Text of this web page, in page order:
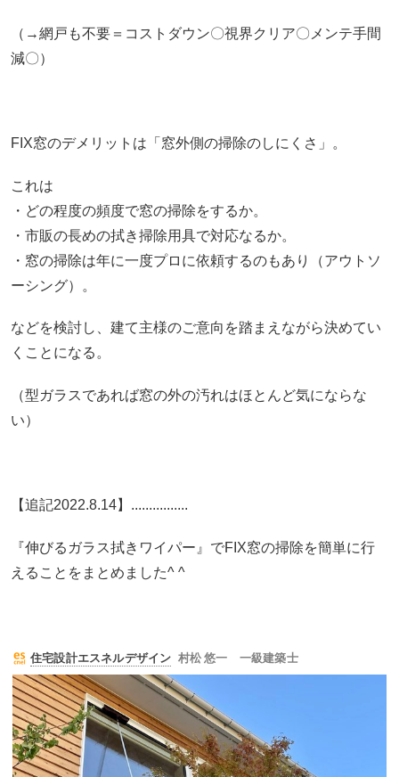
（→網戸も不要＝コストダウン〇視界クリア〇メンテ手間
減〇）
FIX窓のデメリットは「窓外側の掃除のしにくさ」。
これは
・どの程度の頻度で窓の掃除をするか。
・市販の長めの拭き掃除用具で対応なるか。
・窓の掃除は年に一度プロに依頼するのもあり（アウトソ
ーシング）。
などを検討し、建て主様のご意向を踏まえながら決めてい
くことになる。
（型ガラスであれば窓の外の汚れはほとんど気にならな
い）
【追記2022.8.14】................
『伸びるガラス拭きワイパー』でFIX窓の掃除を簡単に行
えることをまとめました^ ^